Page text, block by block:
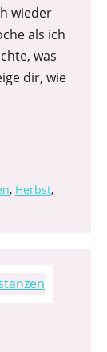
wieder
als ich
was
dir, wie
, Herbst,